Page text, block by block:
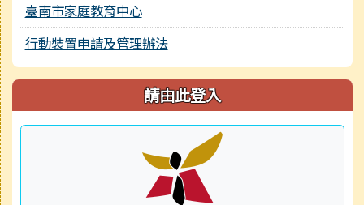
臺南市家庭教育中心
行動裝置申請及管理辦法
請由此登入